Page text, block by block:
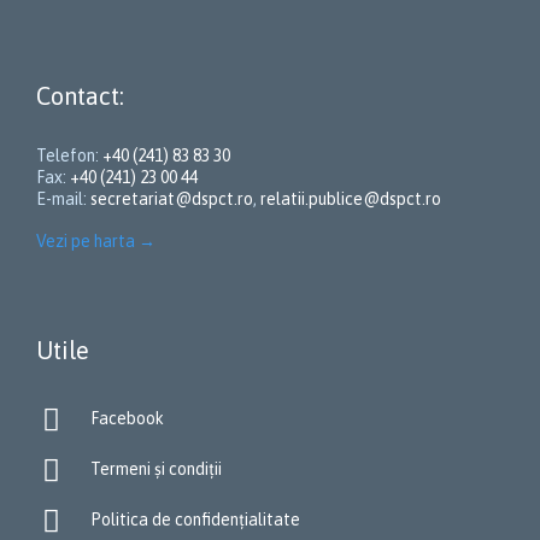
Contact:
Telefon: +40 (241) 83 83 30
Fax: +40 (241) 23 00 44
E-mail: secretariat@dspct.ro, relatii.publice@dspct.ro
Vezi pe harta →
Utile
 Facebook
 Termeni și condiții
 Politica de confidențialitate